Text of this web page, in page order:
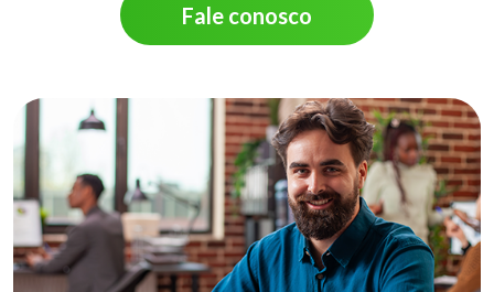
Fale conosco